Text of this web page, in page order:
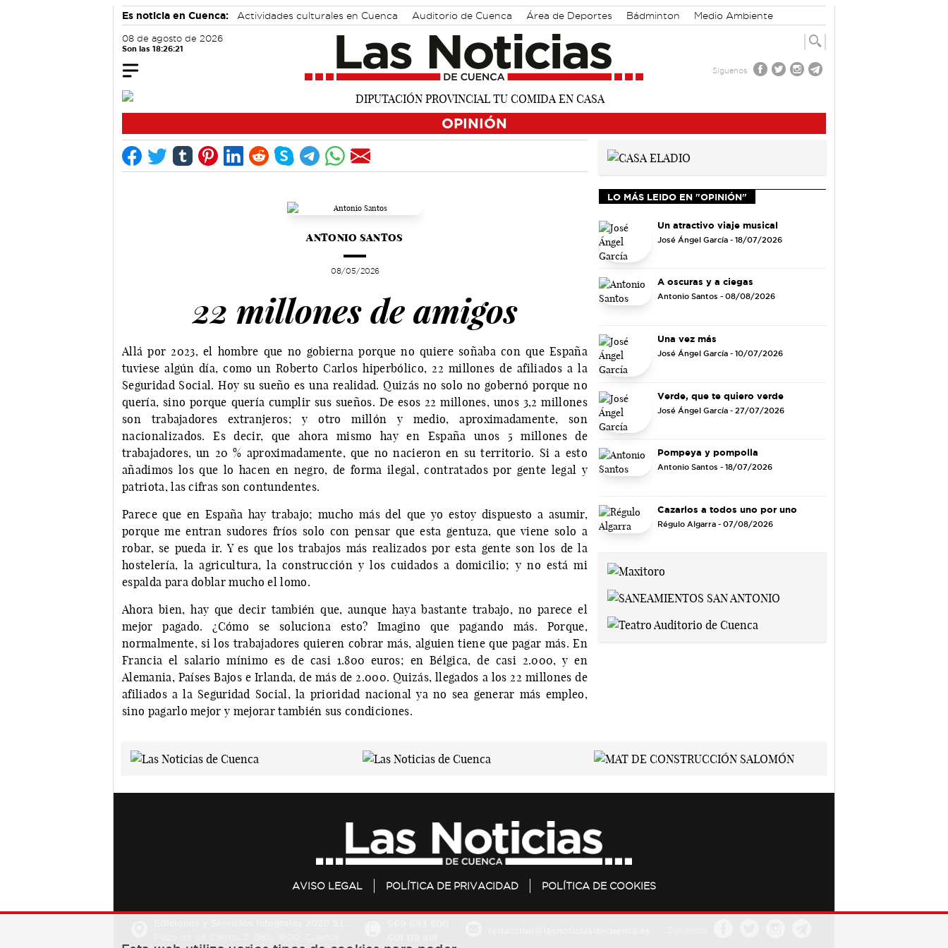
Es noticia en Cuenca: Actividades culturales en Cuenca Auditorio de Cuenca Área de Deportes Bádminton
Medio Ambiente
08 de agosto de 2026
Son las 18:26:22
Síguenos
OPINIÓN
ANTONIO SANTOS
08/05/2026
22 millones de amigos
Allá por 2023, el hombre que no gobierna porque no quiere soñaba con que España
tuviese algún día, como un Roberto Carlos hiperbólico, 22 millones de afiliados a la
Seguridad Social. Hoy su sueño es una realidad. Quizás no solo no gobernó porque no
quería, sino porque quería cumplir sus sueños. De esos 22 millones, unos 3,2 millones
son trabajadores extranjeros; y otro millón y medio, aproximadamente, son
nacionalizados. Es decir, que ahora mismo hay en España unos 5 millones de
trabajadores, un 20 % aproximadamente, que no nacieron en su territorio. Si a esto
añadimos los que lo hacen en negro, de forma ilegal, contratados por gente legal y
patriota, las cifras son contundentes.
Parece que en España hay trabajo; mucho más del que yo estoy dispuesto a asumir,
porque me entran sudores fríos solo con pensar que esta gentuza, que viene solo a
robar, se pueda ir. Y es que los trabajos más realizados por esta gente son los de la
hostelería, la agricultura, la construcción y los cuidados a domicilio; y no está mi
espalda para doblar mucho el lomo.
Ahora bien, hay que decir también que, aunque haya bastante trabajo, no parece el
mejor pagado. ¿Cómo se soluciona esto? Imagino que pagando más. Porque,
normalmente, si los trabajadores quieren cobrar más, alguien tiene que pagar más. En
Francia el salario mínimo es de casi 1.800 euros; en Bélgica, de casi 2.000, y en
Alemania, Países Bajos e Irlanda, de más de 2.000. Quizás, llegados a los 22 millones de
afiliados a la Seguridad Social, la prioridad nacional ya no sea generar más empleo,
sino pagarlo mejor y mejorar también sus condiciones.
LO MÁS LEIDO EN "OPINIÓN"
Un atractivo viaje musical
José Ángel García- 18/07/2026
A oscuras y a ciegas
Antonio Santos - 08/08/2026
Una vez más
José Ángel García- 10/07/2026
Verde, que te quiero verde
José Ángel García- 27/07/2026
Pompeya y pompolla
Antonio Santos - 18/07/2026
Cazarlos a todos uno por uno
Régulo Algarra- 07/08/2026
AVISO LEGAL POLÍTICA DE PRIVACIDAD POLÍTICA DE COOKIES